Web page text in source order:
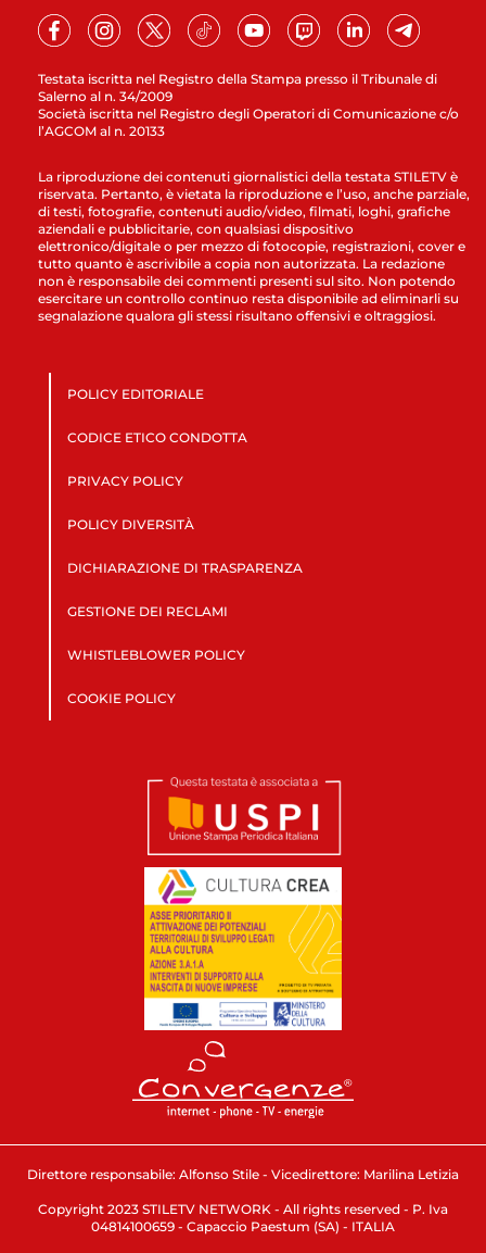
Testata iscritta nel Registro della Stampa presso il Tribunale di
Salerno al n. 34/2009
Società iscritta nel Registro degli Operatori di Comunicazione c/o
l’AGCOM al n. 20133
La riproduzione dei contenuti giornalistici della testata STILETV è
riservata. Pertanto, è vietata la riproduzione e l’uso, anche parziale,
di testi, fotografie, contenuti audio/video, filmati, loghi, grafiche
aziendali e pubblicitarie, con qualsiasi dispositivo
elettronico/digitale o per mezzo di fotocopie, registrazioni, cover e
tutto quanto è ascrivibile a copia non autorizzata. La redazione
non è responsabile dei commenti presenti sul sito. Non potendo
esercitare un controllo continuo resta disponibile ad eliminarli su
segnalazione qualora gli stessi risultano offensivi e oltraggiosi.
POLICY EDITORIALE
CODICE ETICO CONDOTTA
PRIVACY POLICY
POLICY DIVERSITÀ
DICHIARAZIONE DI TRASPARENZA
GESTIONE DEI RECLAMI
WHISTLEBLOWER POLICY
COOKIE POLICY
Direttore responsabile: Alfonso Stile - Vicedirettore: Marilina Letizia
Copyright 2023 STILETV NETWORK - All rights reserved - P. Iva
04814100659 - Capaccio Paestum (SA) - ITALIA